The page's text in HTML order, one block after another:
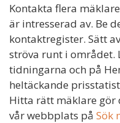
Kontakta flera
är intresserad av. Be
kontaktregister. Sätt
ströva runt i området.
tidningarna och på
heltäckande
Hitta rätt mäklare gör
vår webbplats på Sök